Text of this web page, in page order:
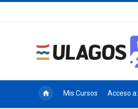
Mis Cursos Acceso a: